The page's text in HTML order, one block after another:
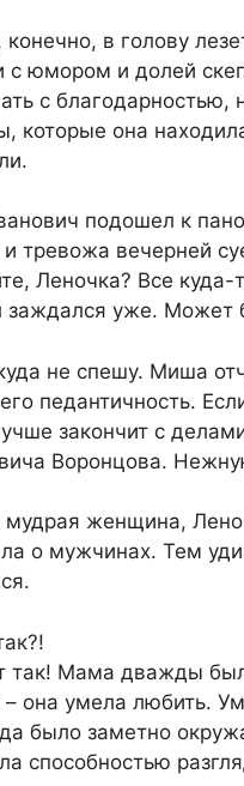
конечно, в голову
с юмором и долей
с благодарностью,
которые она
подошел к
тревожа вечерней
Леночка? Все куда-
заждался уже. Может
не спешу. Миша
педантичность.
закончит с
Воронцова.
женщина,
о мужчинах. Тем
так! Мама дважды
– она умела любить.
было заметно
способностью